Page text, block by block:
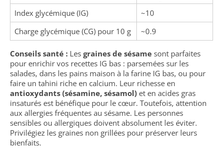
Index glycémique (IG)
~10
Charge glycémique (CG) pour 10 g
~0.9
Conseils santé : Les graines de sésame sont parfaites
pour enrichir vos recettes IG bas : parsemées sur les
salades, dans les pains maison à la farine IG bas, ou pour
faire un tahini riche en calcium. Leur richesse en
antioxydants (sésamine, sésamol) et en acides gras
insaturés est bénéfique pour le cœur. Toutefois, attention
aux allergies fréquentes au sésame. Les personnes
sensibles ou allergiques doivent absolument les éviter.
Privilégiez les graines non grillées pour préserver leurs
bienfaits.